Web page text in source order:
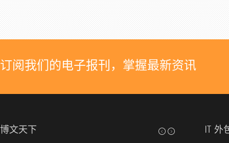
订阅我们的电子报刊，掌握最新资讯
博文天下 IT 外